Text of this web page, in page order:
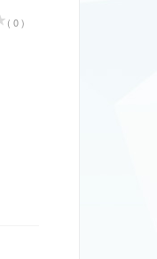
( 0 )